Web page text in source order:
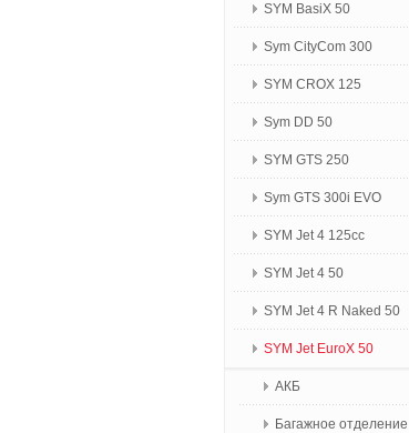
SYM BasiX 50
Sym CityCom 300
SYM CROX 125
Sym DD 50
SYM GTS 250
Sym GTS 300i EVO
SYM Jet 4 125сс
SYM Jet 4 50
SYM Jet 4 R Naked 50
SYM Jet EuroX 50
АКБ
Багажное отделение